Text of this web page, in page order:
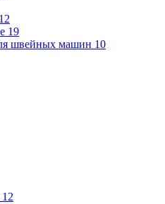
12
19
швейных машин 10
12